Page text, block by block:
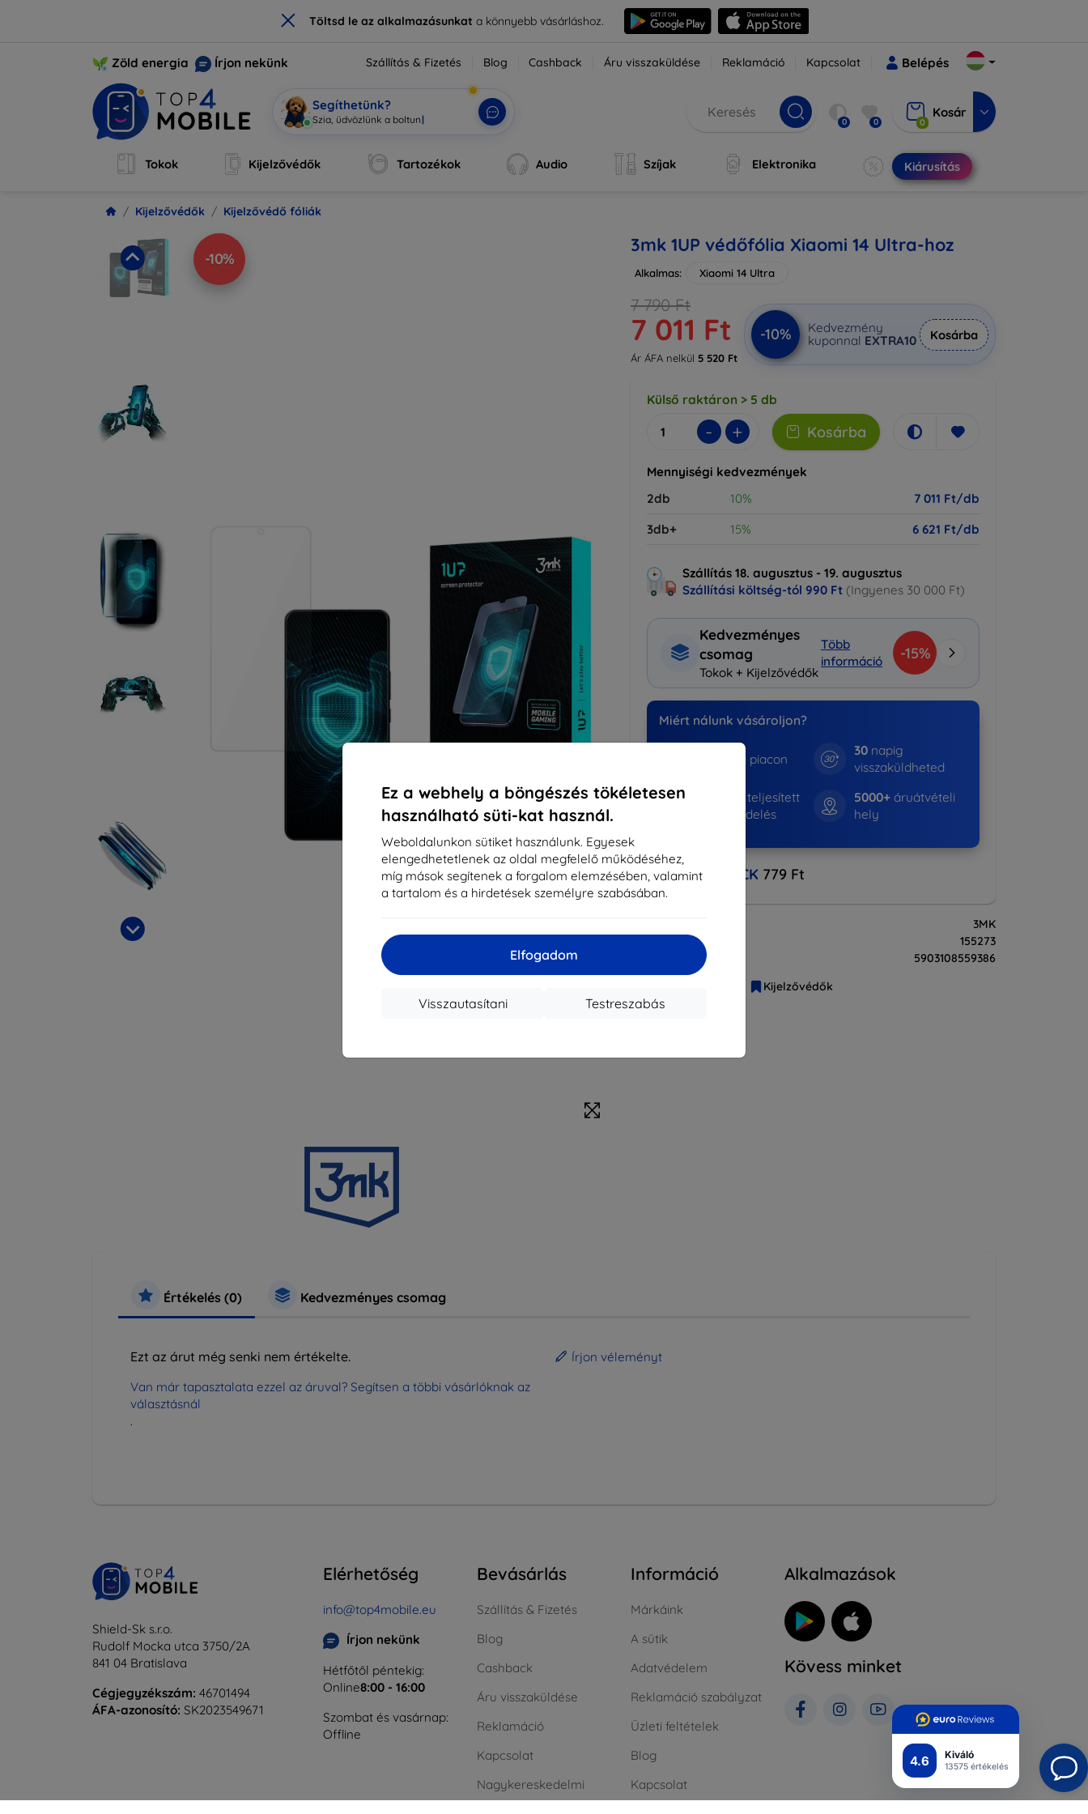
× Töltsd le az alkalmazásunkata könnyebb vásárláshoz.
4.6 Kiváló
13575 értékelés
Ez a webhely a böngészés tökéletesen
használható süti-kat használ.
Weboldalunkon sütiket használunk. Egyesek
elengedhetetlenek az oldal megfelelő működéséhez,
míg mások segítenek a forgalom elemzésében, valamint
a tartalom és a hirdetések személyre szabásában.
Elfogadom
Testreszabás
Visszautasítani
Zöld energia Írjon nekünk Szállítás & Fizetés Blog Cashback Áru visszaküldése Reklamáció Kapcsolat Belépés
Segíthetünk?
M| 0 0 0
Kosár
Tokok Kijelzővédők Tartozékok Audio Szíjak Elektronika Kiárusítás
Kijelzővédők Kijelzővédő fóliák
-10%
3mk 1UP védőfólia Xiaomi 14 Ultra-hoz
Alkalmas: Xiaomi 14 Ultra
7 790 Ft
7 011 Ft
Ár ÁFA nelkül 5 520 Ft
-10%
Kedvezmény
kuponnal EXTRA10 Kosárba
Külső raktáron > 5 db
- + Kosárba
Mennyiségi kedvezmények
2db
10%
7 011 Ft/db
3db+
15% 6 621 Ft/db
Szállítás 18. augusztus - 19. augusztus
Szállítási költség-tól 990 Ft (Ingyenes 30 000 Ft)
Kedvezményes
csomag
Tokok + Kijelzővédők
Több
információ
-15%
Miért nálunk vásároljon?
éve a piacon
30napig
visszaküldheted
teljesített
megrendelés
5000+áruátvételi
hely
CASHBACK 779 Ft
3MK
Gyártói cikkszám
155273
5903108559386
Kijelzővédők
Értékelés (0) Kedvezményes csomag
Ezt az árut még senki nem értékelte.
Van már tapasztalata ezzel az áruval? Segítsen a többi vásárlóknak az
választásnál
.
Írjon véleményt
Shield-Sk s.r.o.
Rudolf Mocka utca 3750/2A
841 04 Bratislava
Cégjegyzékszám: 46701494
ÁFA-azonosító: SK2023549671
Elérhetőség
info@top4mobile.eu
Írjon nekünk
Hétfőtől péntekig:
Online8:00 - 16:00
Szombat és vasárnap:
Offline
Bevásárlás
Szállítás & Fizetés
Blog
Cashback
Áru visszaküldése
Reklamáció
Kapcsolat
Nagykereskedelmi
Információ
Márkáink
A sütik
Adatvédelem
Reklamáció szabályzat
Üzleti feltételek
Blog
Kapcsolat
Alkalmazások
Kövess minket